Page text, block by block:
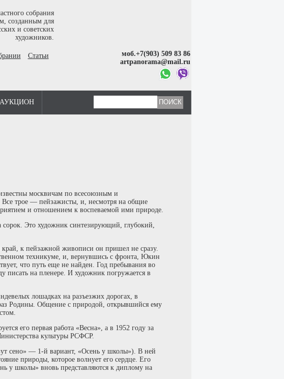
собрания
созданным для
и советских
художников.
Статьи
моб.+7(903) 509 83 86
artpanorama@mail.ru
АУКЦИОН
москвичам по всесоюзным и
Все трое — пейзажисты, и, несмотря на общие
и отношением к воспеваемой ими природе.
Это художник синтезирующий, глубокий,
к пейзажной живописи он пришел не сразу.
техникуме, и, вернувшись с фронта, Юкин
что путь еще не найден. Год пребывания во
писать на пленере. И художник погружается в
лошадках на разъезжих дорогах, в
Родины. Общение с природой, открывшийся ему
его первая работа «Весна», а в 1952 году за
культуры РСФСР.
сено» — 1-й вариант, «Осень у школы»). В ней
природы, которое волнует его сердце. Его
у школы» вновь представляются к диплому на